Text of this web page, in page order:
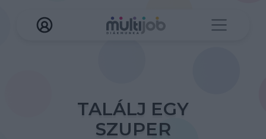
TALÁLJ EGY
SZUPER